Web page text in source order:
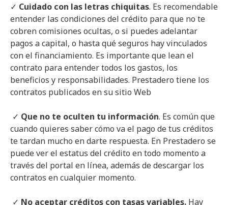
✓ Cuidado con las letras chiquitas. Es recomendable
entender las condiciones del crédito para que no te
cobren comisiones ocultas, o si puedes adelantar
pagos a capital, o hasta qué seguros hay vinculados
con el financiamiento. Es importante que lean el
contrato para entender todos los gastos, los
beneficios y responsabilidades. Prestadero tiene los
contratos publicados en su sitio Web
✓ Que no te oculten tu información. Es común que
cuando quieres saber cómo va el pago de tus créditos
te tardan mucho en darte respuesta. En Prestadero se
puede ver el estatus del crédito en todo momento a
través del portal en línea, además de descargar los
contratos en cualquier momento.
✓ No aceptar créditos con tasas variables. Hay